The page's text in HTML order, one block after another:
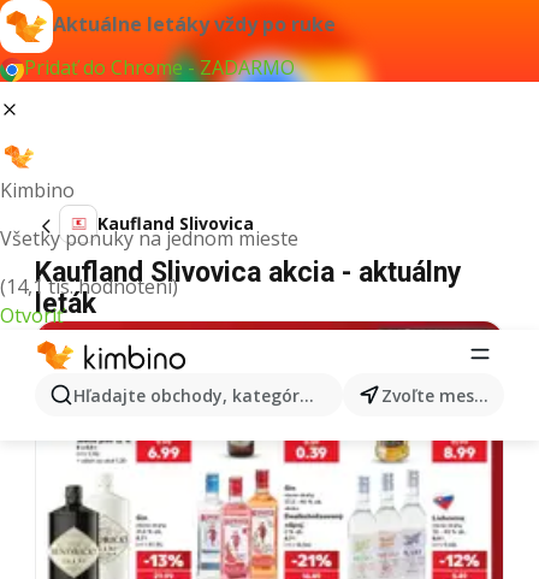
Aktuálne letáky vždy po ruke
Pridať do Chrome - ZADARMO
Kimbino
Všetky ponuky na jednom mieste
(14,1 tis. hodnotení)
Otvoriť
Hľadajte obchody, kategórie, produkty... Zvoľte mesto
Kaufland Slivovica
Kaufland Slivovica akcia - aktuálny
leták